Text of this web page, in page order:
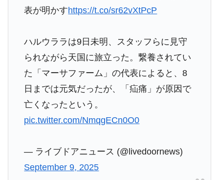
表が明かすhttps://t.co/sr62vXtPcP
ハルウララは9日未明、スタッフらに見守
られながら天国に旅立った。繋養されてい
た「マーサファーム」の代表によると、8
日までは元気だったが、「疝痛」が原因で
亡くなったという。
pic.twitter.com/NmqgECn0O0
— ライブドアニュース (@livedoornews)
September 9, 2025